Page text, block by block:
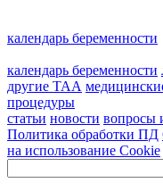
календарь беременности
календарь беременности
другие ТАА
процедуры
статьи новости вопросы
Политика обработки ПД
на использование Cookie